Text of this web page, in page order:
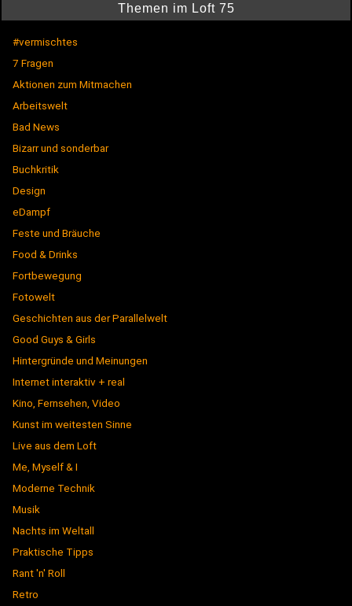
Themen im Loft 75
#vermischtes
7 Fragen
Aktionen zum Mitmachen
Arbeitswelt
Bad News
Bizarr und sonderbar
Buchkritik
Design
eDampf
Feste und Bräuche
Food & Drinks
Fortbewegung
Fotowelt
Geschichten aus der Parallelwelt
Good Guys & Girls
Hintergründe und Meinungen
Internet interaktiv + real
Kino, Fernsehen, Video
Kunst im weitesten Sinne
Live aus dem Loft
Me, Myself & I
Moderne Technik
Musik
Nachts im Weltall
Praktische Tipps
Rant 'n' Roll
Retro